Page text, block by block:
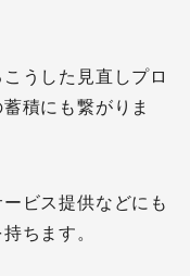
うした見直しプロ
積にも繋がりま
ビス提供などにも
ちます。